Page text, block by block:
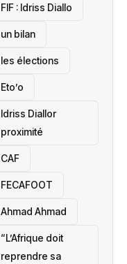
‎FIF : Idriss Diallo
un bilan
les élections
Eto’o
Idriss Diallor
proximité
CAF
FECAFOOT
‎Ahmad Ahmad
“L’Afrique doit
reprendre sa